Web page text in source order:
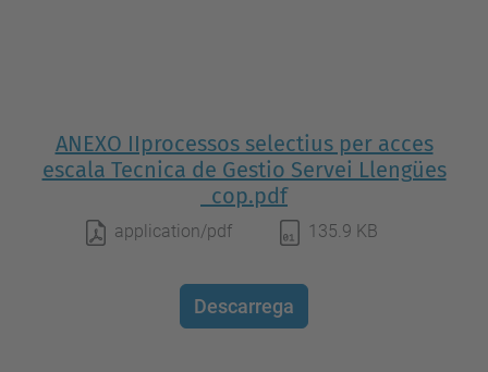
ANEXO IIprocessos selectius per acces
escala Tecnica de Gestio Servei Llengües
_cop.pdf
application/pdf 135.9 KB
Descarrega